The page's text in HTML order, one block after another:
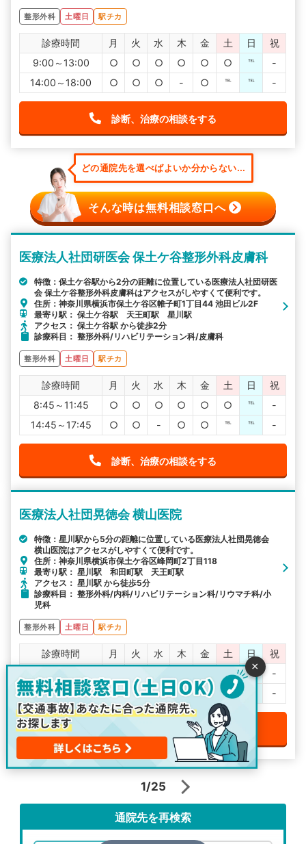
整形外科 土曜日 駅チカ
診療時間 月 火 水 木 金 土 日
祝
9:00～13:00
○ ○ ○ ○ ○ ○ ℡
-
14:00～18:00
○ ○ ○ - ○ ℡ ℡ -
診断、治療の相談をする
どの通院先を選べばよいか分からない...
そんな時は無料相談窓口へ
医療法人社団研医会 保土ケ谷整形外科皮膚科
特徴：保土ケ谷駅から2分の距離に位置している医療法人社団研医
会 保土ケ谷整形外科皮膚科はアクセスがしやすくて便利です。
住所：神奈川県横浜市保土ケ谷区帷子町1丁目44 池田ビル2F
最寄り駅： 保土ケ谷駅 天王町駅 星川駅
アクセス： 保土ケ谷駅 から徒歩2分
診療科目： 整形外科/リハビリテーション科/皮膚科
整形外科 土曜日 駅チカ
診療時間 月 火 水 木 金 土 日
祝
8:45～11:45
○ ○ ○ ○ ○ ○ ℡
-
14:45～17:45
○ ○ - ○ ○ ℡ ℡ -
診断、治療の相談をする
医療法人社団晃徳会 横山医院
特徴：星川駅から5分の距離に位置している医療法人社団晃徳会
横山医院はアクセスがしやすくて便利です。
住所：神奈川県横浜市保土ケ谷区峰岡町2丁目118
最寄り駅： 星川駅 和田町駅 天王町駅
アクセス： 星川駅 から徒歩5分
診療科目： 整形外科/内科/リハビリテーション科/リウマチ科/小
児科
整形外科 土曜日 駅チカ
診療時間 月 火 水 木 金 土 日
祝
○ ℡
-
15:00～18:00
○ ○ ○ ○ ○ ℡ -
診断、治療の相談をする
1/25
通院先を再検索
×